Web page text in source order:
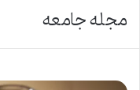
مجله جامعه